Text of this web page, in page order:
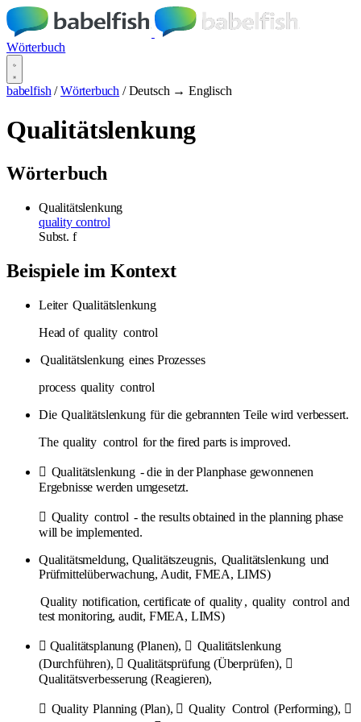
Wörterbuch
babelfish / Wörterbuch / Deutsch → Englisch
Qualitätslenkung
Wörterbuch
Qualitätslenkung
quality control
Subst. f
Beispiele im Kontext
Leiter Qualitätslenkung
Head of quality control
Qualitätslenkung eines Prozesses
process quality control
Die Qualitätslenkung für die gebrannten Teile wird verbessert.
The quality control for the fired parts is improved.
 Qualitätslenkung - die in der Planphase gewonnenen
Ergebnisse werden umgesetzt.
 Quality control - the results obtained in the planning phase
will be implemented.
Qualitätsmeldung, Qualitätszeugnis, Qualitätslenkung und
Prüfmittelüberwachung, Audit, FMEA, LIMS)
Quality notification, certificate of quality, quality control and
test monitoring, audit, FMEA, LIMS)
 Qualitätsplanung (Planen),  Qualitätslenkung
(Durchführen),  Qualitätsprüfung (Überprüfen), 
Qualitätsverbesserung (Reagieren),
 Quality Planning (Plan),  Quality Control (Performing), 